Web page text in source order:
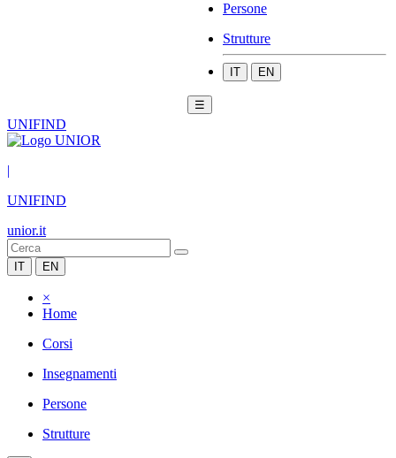
Persone
Strutture
IT EN
☰
UNIFIND
|
UNIFIND
unior.it
IT EN
×
Home
Corsi
Insegnamenti
Persone
Strutture